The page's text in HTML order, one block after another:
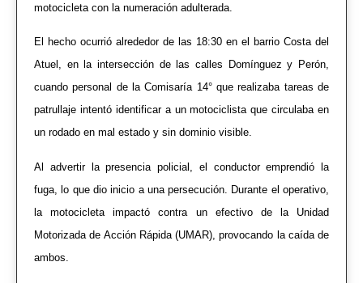
motocicleta con la numeración adulterada.
El hecho ocurrió alrededor de las 18:30 en el barrio Costa del
Atuel, en la intersección de las calles Domínguez y Perón,
cuando personal de la Comisaría 14° que realizaba tareas de
patrullaje intentó identificar a un motociclista que circulaba en
un rodado en mal estado y sin dominio visible.
Al advertir la presencia policial, el conductor emprendió la
fuga, lo que dio inicio a una persecución. Durante el operativo,
la motocicleta impactó contra un efectivo de la Unidad
Motorizada de Acción Rápida (UMAR), provocando la caída de
ambos.